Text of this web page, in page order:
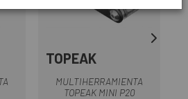
TOPEAK
MULTIHERRAMIENTA
TOPEAK MINI P20